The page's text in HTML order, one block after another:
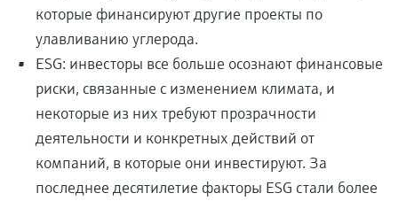
которые финансируют другие проекты по
улавливанию углерода.
ESG: инвесторы все больше осознают финансовые
риски, связанные с изменением климата, и
некоторые из них требуют прозрачности
деятельности и конкретных действий от
компаний, в которые они инвестируют. За
последнее десятилетие факторы ESG стали более